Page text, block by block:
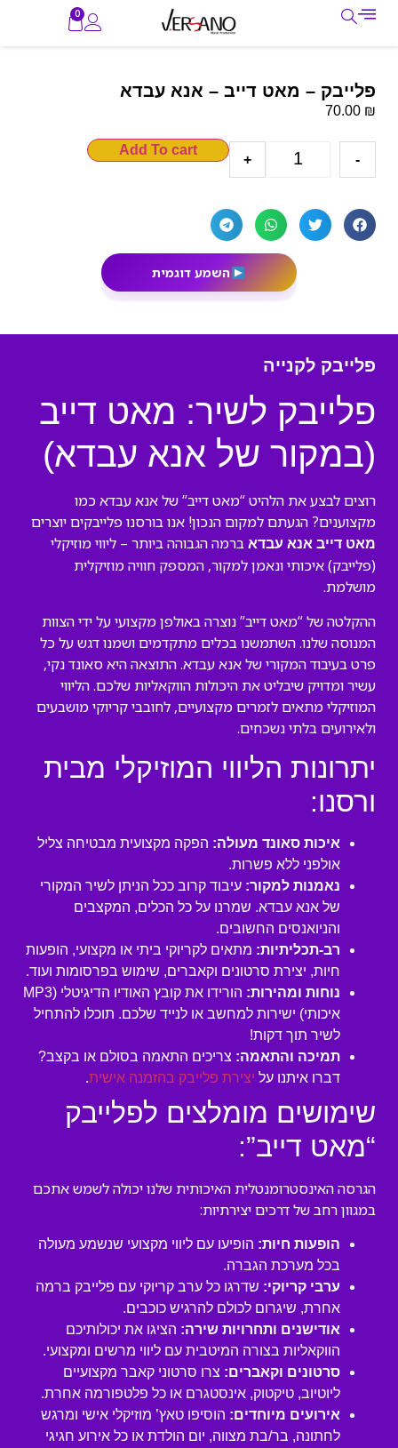
0
פלייבק – מאט דייב – אנא עבדא
70.00 ₪
-
+
Add To cart
השמע דוגמית
פלייבק לקנייה
פלייבק לשיר: מאט דייב
(במקור של אנא עבדא)
רוצים לבצע את הלהיט “מאט דייב” של אנא עבדא כמו
מקצוענים? הגעתם למקום הנכון! אנו בורסנו פלייבקים יוצרים
מאט דייב אנא עבדא ברמה הגבוהה ביותר – ליווי מוזיקלי
(פלייבק) איכותי ונאמן למקור, המספק חוויה מוזיקלית
מושלמת.
ההקלטה של “מאט דייב” נוצרה באולפן מקצועי על ידי הצוות
המנוסה שלנו. השתמשנו בכלים מתקדמים ושמנו דגש על כל
פרט בעיבוד המקורי של אנא עבדא. התוצאה היא סאונד נקי,
עשיר ומדויק שיבליט את היכולות הווקאליות שלכם. הליווי
המוזיקלי מתאים לזמרים מקצועיים, לחובבי קריוקי מושבעים
ולאירועים בלתי נשכחים.
יתרונות הליווי המוזיקלי מבית
ורסנו:
איכות סאונד מעולה: הפקה מקצועית מבטיחה צליל
אולפני ללא פשרות.
נאמנות למקור: עיבוד קרוב ככל הניתן לשיר המקורי
של אנא עבדא. שמרנו על כל הכלים, המקצבים
והניואנסים החשובים.
רב-תכליתיות: מתאים לקריוקי ביתי או מקצועי, הופעות
חיות, יצירת סרטונים וקאברים, שימוש בפרסומות ועוד.
נוחות ומהירות:
הורידו את קובץ האודיו הדיגיטלי (MP3
איכותי) ישירות למחשב או לנייד שלכם. תוכלו להתחיל
לשיר תוך דקות!
תמיכה והתאמה: צריכים התאמה בסולם או בקצב?
דברו איתנו על יצירת פלייבק בהזמנה אישית.
שימושים מומלצים לפלייבק
“מאט דייב”:
הגרסה האינסטרומנטלית האיכותית שלנו יכולה לשמש אתכם
במגוון רחב של דרכים יצירתיות:
הופעות חיות: הופיעו עם ליווי מקצועי שנשמע מעולה
בכל מערכת הגברה.
ערבי קריוקי: שדרגו כל ערב קריוקי עם פלייבק ברמה
אחרת, שיגרום לכולם להרגיש כוכבים.
אודישנים ותחרויות שירה: הציגו את יכולותיכם
הווקאליות בצורה המיטבית עם ליווי מרשים ומקצועי.
סרטונים וקאברים: צרו סרטוני קאבר מקצועיים
ליוטיוב, טיקטוק, אינסטגרם או כל פלטפורמה אחרת.
אירועים מיוחדים: הוסיפו טאץ’ מוזיקלי אישי ומרגש
לחתונה, בר/בת מצווה, יום הולדת או כל אירוע חגיגי